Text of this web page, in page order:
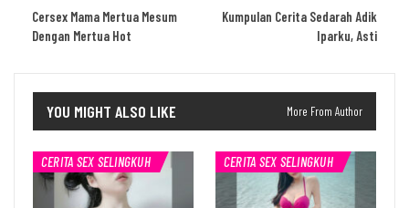
Cersex Mama Mertua Mesum
Dengan Mertua Hot
Kumpulan Cerita Sedarah Adik
Iparku, Asti
YOU MIGHT ALSO LIKE More From Author
CERITA SEX SELINGKUH CERITA SEX SELINGKUH